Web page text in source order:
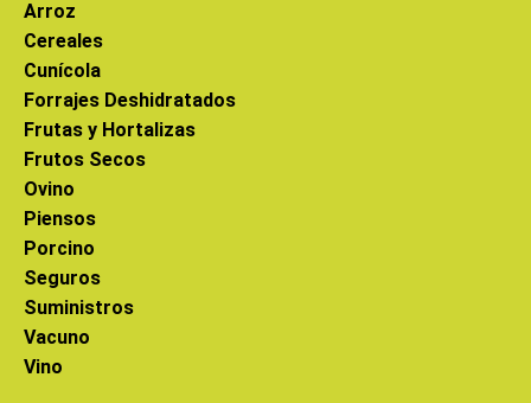
Arroz
Cereales
Cunícola
Forrajes Deshidratados
Frutas y Hortalizas
Frutos Secos
Ovino
Piensos
Porcino
Seguros
Suministros
Vacuno
Vino